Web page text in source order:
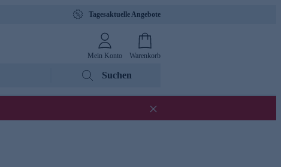
Tagesaktuelle Angebote
Mein Konto Warenkorb
Suchen